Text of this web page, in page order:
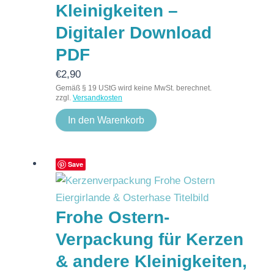
Kleinigkeiten –
Digitaler Download
PDF
€2,90
Gemäß § 19 UStG wird keine MwSt. berechnet.
zzgl. Versandkosten
In den Warenkorb
Save
Frohe Ostern-
Verpackung für Kerzen
& andere Kleinigkeiten,